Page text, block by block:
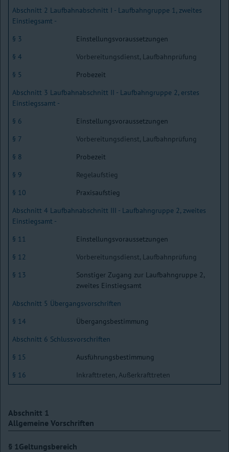
Abschnitt 2 Laufbahnabschnitt I - Laufbahngruppe 1, zweites
Einstiegsamt -
§ 3
Einstellungsvoraussetzungen
§ 4
Vorbereitungsdienst, Laufbahnprüfung
§ 5
Probezeit
Abschnitt 3 Laufbahnabschnitt II - Laufbahngruppe 2, erstes
Einstiegssamt -
§ 6
Einstellungsvoraussetzungen
§ 7
Vorbereitungsdienst, Laufbahnprüfung
§ 8
Probezeit
§ 9
Regelaufstieg
§ 10
Praxisaufstieg
Abschnitt 4 Laufbahnabschnitt III - Laufbahngruppe 2, zweites
Einstiegsamt -
§ 11
Einstellungsvoraussetzungen
§ 12
Vorbereitungsdienst, Laufbahnprüfung
§ 13
Sonstiger Zugang zur Laufbahngruppe 2,
zweites Einstiegsamt
Abschnitt 5 Übergangsvorschriften
§ 14
Übergangsbestimmung
Abschnitt 6 Schlussvorschriften
§ 15
Ausführungsbestimmung
§ 16
Inkrafttreten, Außerkrafttreten
Abschnitt 1
Allgemeine Vorschriften
§ 1Geltungsbereich